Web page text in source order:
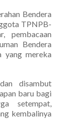
Bendera
TPNPB-
pembacaan
Bendera
yang mereka
disambut
baru bagi
setempat,
kembalinya